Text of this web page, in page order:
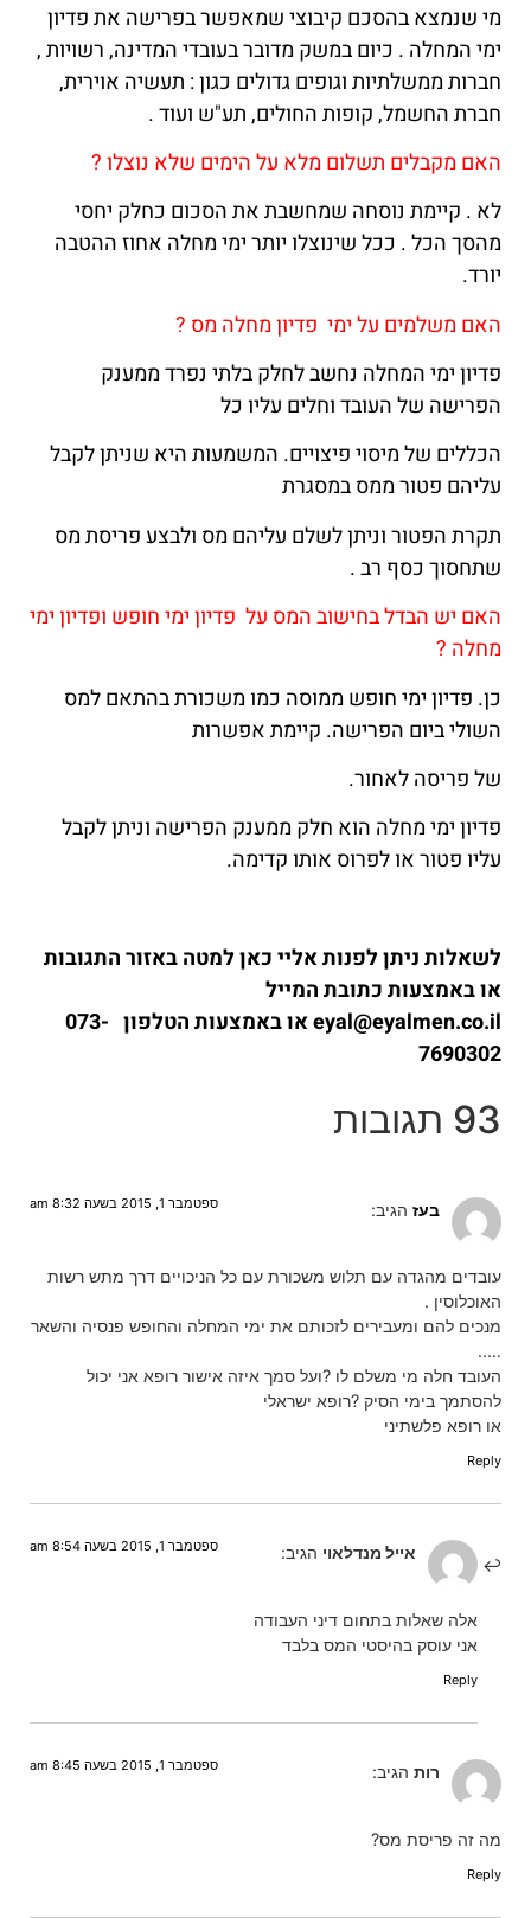
מי שנמצא בהסכם קיבוצי שמאפשר בפרישה את פדיון
ימי המחלה . כיום במשק מדובר בעובדי המדינה, רשויות ,
חברות ממשלתיות וגופים גדולים כגון : תעשיה אוירית,
חברת החשמל, קופות החולים, תע"ש ועוד .
האם מקבלים תשלום מלא על הימים שלא נוצלו ?
לא . קיימת נוסחה שמחשבת את הסכום כחלק יחסי
מהסך הכל . ככל שינוצלו יותר ימי מחלה אחוז ההטבה
יורד.
האם משלמים על ימי פדיון מחלה מס ?
פדיון ימי המחלה נחשב לחלק בלתי נפרד ממענק
הפרישה של העובד וחלים עליו כל
הכללים של מיסוי פיצויים. המשמעות היא שניתן לקבל
עליהם פטור ממס במסגרת
תקרת הפטור וניתן לשלם עליהם מס ולבצע פריסת מס
שתחסוך כסף רב .
האם יש הבדל בחישוב המס על פדיון ימי חופש ופדיון ימי
מחלה ?
כן. פדיון ימי חופש ממוסה כמו משכורת בהתאם למס
השולי ביום הפרישה. קיימת אפשרות
של פריסה לאחור.
פדיון ימי מחלה הוא חלק ממענק הפרישה וניתן לקבל
עליו פטור או לפרוס אותו קדימה.
לשאלות ניתן לפנות אליי כאן למטה באזור התגובות
או באמצעות כתובת המייל
eyal@eyalmen.co.il או באמצעות הטלפון 073-
7690302
93 תגובות
בעז הגיב: ספטמבר 1, 2015 בשעה 8:32 am
עובדים מהגדה עם תלוש משכורת עם כל הניכויים דרך מתש רשות
האוכלוסין .
מנכים להם ומעבירים לזכותם את ימי המחלה והחופש פנסיה והשאר
…..
העובד חלה מי משלם לו ?ועל סמך איזה אישור רופא אני יכול
להסתמך בימי הסיק ?רופא ישראלי
או רופא פלשתיני
Reply
אייל מנדלאוי הגיב: ספטמבר 1, 2015 בשעה 8:54 am
אלה שאלות בתחום דיני העבודה
אני עוסק בהיסטי המס בלבד
Reply
רות הגיב: ספטמבר 1, 2015 בשעה 8:45 am
מה זה פריסת מס?
Reply